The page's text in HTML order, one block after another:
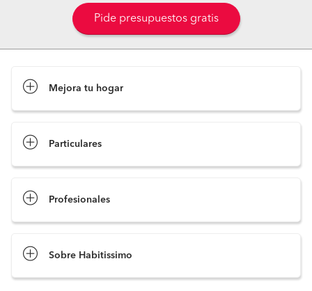
Pide presupuestos gratis
Mejora tu hogar
Particulares
Profesionales
Sobre Habitissimo